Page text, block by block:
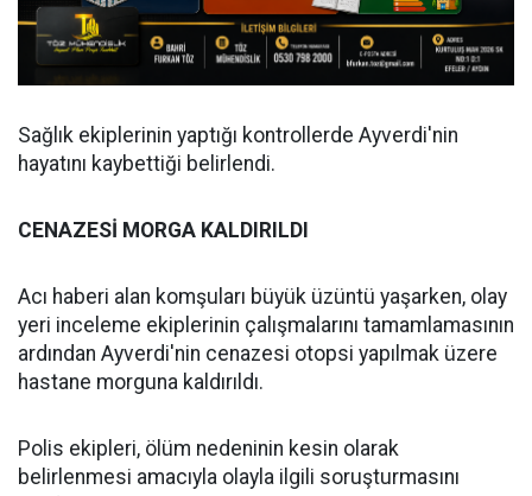
Sağlık ekiplerinin yaptığı kontrollerde Ayverdi'nin
hayatını kaybettiği belirlendi.
CENAZESİ MORGA KALDIRILDI
Acı haberi alan komşuları büyük üzüntü yaşarken, olay
yeri inceleme ekiplerinin çalışmalarını tamamlamasının
ardından Ayverdi'nin cenazesi otopsi yapılmak üzere
hastane morguna kaldırıldı.
Polis ekipleri, ölüm nedeninin kesin olarak
belirlenmesi amacıyla olayla ilgili soruşturmasını